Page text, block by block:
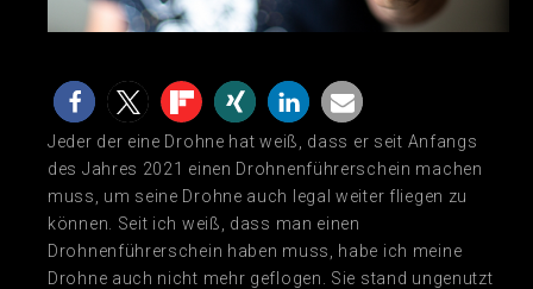
Jeder der eine Drohne hat weiß, dass er seit Anfangs
des Jahres 2021 einen Drohnenführerschein machen
muss, um seine Drohne auch legal weiter fliegen zu
können. Seit ich weiß, dass man einen
Drohnenführerschein haben muss, habe ich meine
Drohne auch nicht mehr geflogen. Sie stand ungenutzt